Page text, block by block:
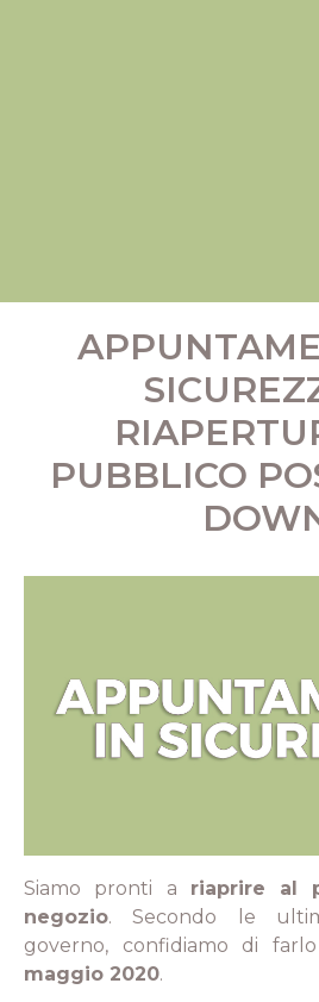
PUBBLICO
Siamo pronti a riaprire al
negozio. Secondo le
governo, confidiamo di farlo
maggio 2020.